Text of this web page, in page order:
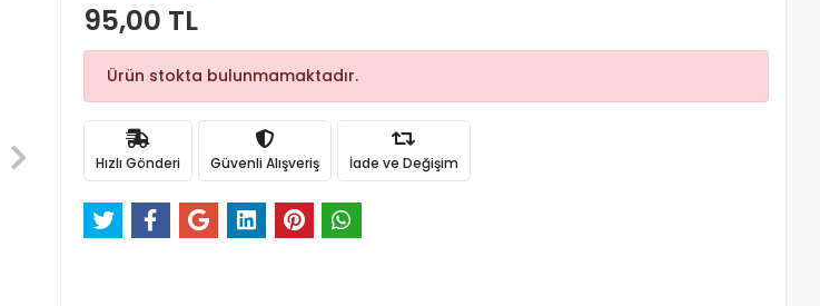
95,00 TL
Ürün stokta bulunmamaktadır.
Hızlı Gönderi Güvenli Alışveriş İade ve Değişim